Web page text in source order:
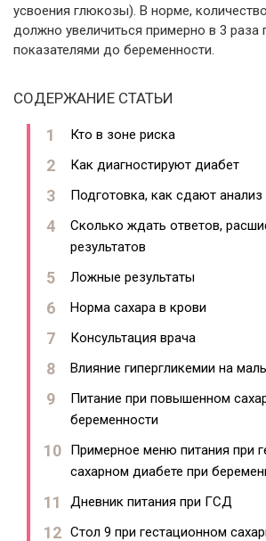
усвоения глюкозы). В норме,
должно увеличиться примерно в 3 раза
показателями до беременности.
СОДЕРЖАНИЕ СТАТЬИ
Кто в зоне риска
Как диагностируют диабет
Подготовка, как сдают анализ
Сколько ждать ответов,
результатов
Ложные результаты
Норма сахара в крови
Консультация врача
Влияние гипергликемии на
Питание при повышенном
беременности
Примерное меню питания при
сахарном диабете при
Дневник питания при ГСД
Стол 9 при гестационном